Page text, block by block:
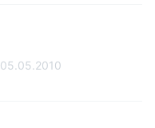
05.05.2010